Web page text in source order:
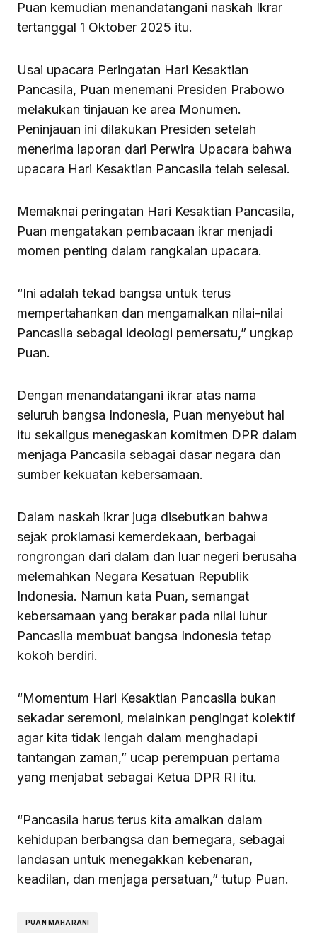
Puan kemudian menandatangani naskah Ikrar
tertanggal 1 Oktober 2025 itu.
Usai upacara Peringatan Hari Kesaktian
Pancasila, Puan menemani Presiden Prabowo
melakukan tinjauan ke area Monumen.
Peninjauan ini dilakukan Presiden setelah
menerima laporan dari Perwira Upacara bahwa
upacara Hari Kesaktian Pancasila telah selesai.
Memaknai peringatan Hari Kesaktian Pancasila,
Puan mengatakan pembacaan ikrar menjadi
momen penting dalam rangkaian upacara.
“Ini adalah tekad bangsa untuk terus
mempertahankan dan mengamalkan nilai-nilai
Pancasila sebagai ideologi pemersatu,” ungkap
Puan.
Dengan menandatangani ikrar atas nama
seluruh bangsa Indonesia, Puan menyebut hal
itu sekaligus menegaskan komitmen DPR dalam
menjaga Pancasila sebagai dasar negara dan
sumber kekuatan kebersamaan.
Dalam naskah ikrar juga disebutkan bahwa
sejak proklamasi kemerdekaan, berbagai
rongrongan dari dalam dan luar negeri berusaha
melemahkan Negara Kesatuan Republik
Indonesia. Namun kata Puan, semangat
kebersamaan yang berakar pada nilai luhur
Pancasila membuat bangsa Indonesia tetap
kokoh berdiri.
“Momentum Hari Kesaktian Pancasila bukan
sekadar seremoni, melainkan pengingat kolektif
agar kita tidak lengah dalam menghadapi
tantangan zaman,” ucap perempuan pertama
yang menjabat sebagai Ketua DPR RI itu.
“Pancasila harus terus kita amalkan dalam
kehidupan berbangsa dan bernegara, sebagai
landasan untuk menegakkan kebenaran,
keadilan, dan menjaga persatuan,” tutup Puan.
PUAN MAHARANI